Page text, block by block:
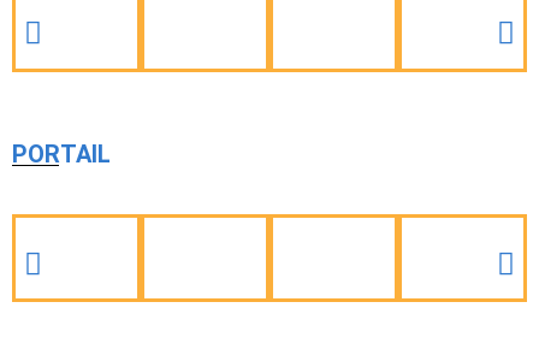
PORTAIL